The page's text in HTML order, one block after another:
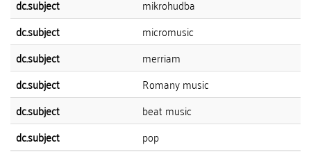
dc.subject
mikrohudba
dc.subject
micromusic
dc.subject
merriam
dc.subject
Romany music
dc.subject
beat music
dc.subject
pop